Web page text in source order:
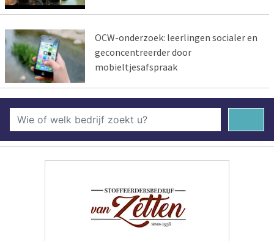
OCW-onderzoek: leerlingen socialer en
geconcentreerder door
mobieltjesafspraak